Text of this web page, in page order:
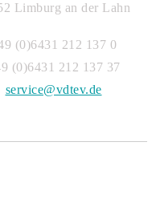
Limburg an der Lahn
(0)6431 212 137 0
(0)6431 212 137 37
service@vdtev.de